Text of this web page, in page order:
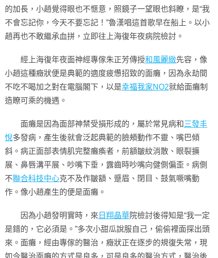
的加長，小趙覺得眼也不愜意，照鏡子一望眼也斜瞭，是“我
不會忘記你，今天不要忘記！”魯漢唱這首歌早在船上。以小
趙再也不敢繼承血拼，立即往上海復年夜病院檢討。
經上海復年夜面神經專傢朱正芳傳授和風麗緻先容，像
小趙這種癥狀便是典範的適度疲憊招致的面癱，因為永劫間
不吃不喝加之對在電腦閣下，以是幸福我家NO2就給面癱制
造瞭可乘的機遇。
面癱是因為面部神禁受損形成的，屬於常見病和 三發丰
悅多發病，產生後就會泛起典範的臉頰動作不靈、嘴巴傾
斜。病正面部表情肌完整癱瘓者，前額皺紋消散、眼裂擴
展、鼻唇溝平展、吵嘴下垂，露齒時吵嘴向健側偏歪。病側
不聯合科技中心克不及作皺額、蹙眉、閉目、鼓氣噘嘴動
作。像小趙產生的便是面癱。
因為小趙發明實時，來 日翔晶華院檢討後得知是“我一定
是錯的，它必須是。”多次小甜瓜說服自己，偷偷裡面探出頭
來。面癱，經由專傢的醫治，癥狀正在逐步的規復失常，現
如今醫治面癱的方式是良多，可是良多的醫治方式，醫治後